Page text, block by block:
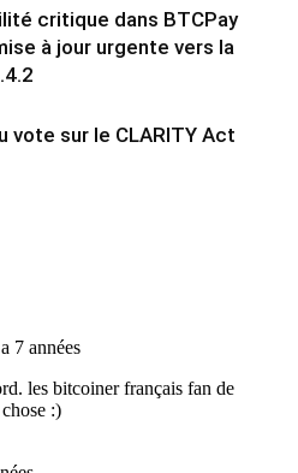
critique dans BTCPay
à jour urgente vers la
vote sur le CLARITY Act